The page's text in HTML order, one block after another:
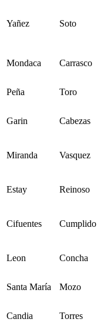
Yañez Soto
Mondaca Carrasco
Peña
Toro
Garin Cabezas
Miranda Vasquez
Estay Reinoso
Cifuentes Cumplido
Leon Concha
Santa María Mozo
Candia Torres